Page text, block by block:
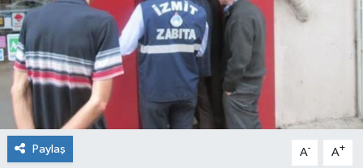
Paylaş A- A+